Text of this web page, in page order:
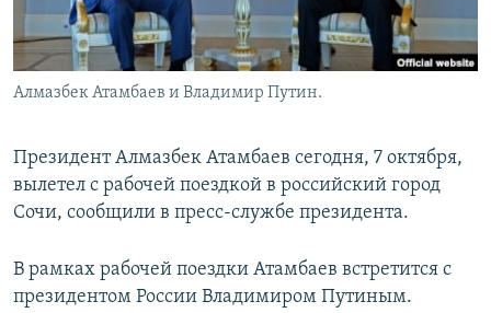
Алмазбек Атамбаев и Владимир Путин.
Президент Алмазбек Атамбаев сегодня, 7 октября,
вылетел с рабочей поездкой в российский город
Сочи, сообщили в пресс-службе президента.
В рамках рабочей поездки Атамбаев встретится с
президентом России Владимиром Путиным.